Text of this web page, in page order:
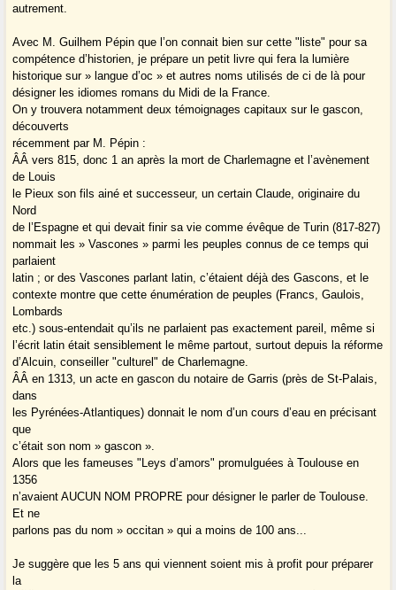
autrement.
Avec M. Guilhem Pépin que l’on connait bien sur cette "liste" pour sa
compétence d’historien, je prépare un petit livre qui fera la lumière
historique sur » langue d’oc » et autres noms utilisés de ci de là pour
désigner les idiomes romans du Midi de la France.
On y trouvera notamment deux témoignages capitaux sur le gascon,
découverts
récemment par M. Pépin :
Â­Â vers 815, donc 1 an après la mort de Charlemagne et l’avènement
de Louis
le Pieux son fils ainé et successeur, un certain Claude, originaire du
Nord
de l’Espagne et qui devait finir sa vie comme évêque de Turin (817-827)
nommait les » Vascones » parmi les peuples connus de ce temps qui
parlaient
latin ; or des Vascones parlant latin, c’étaient déjà des Gascons, et le
contexte montre que cette énumération de peuples (Francs, Gaulois,
Lombards
etc.) sous-entendait qu’ils ne parlaient pas exactement pareil, même si
l’écrit latin était sensiblement le même partout, surtout depuis la réforme
d’Alcuin, conseiller "culturel" de Charlemagne.
Â­Â en 1313, un acte en gascon du notaire de Garris (près de St-Palais,
dans
les Pyrénées-Atlantiques) donnait le nom d’un cours d’eau en précisant
que
c’était son nom » gascon ».
Alors que les fameuses "Leys d’amors" promulguées à Toulouse en
1356
n’avaient AUCUN NOM PROPRE pour désigner le parler de Toulouse.
Et ne
parlons pas du nom » occitan » qui a moins de 100 ans...
Je suggère que les 5 ans qui viennent soient mis à profit pour préparer
la